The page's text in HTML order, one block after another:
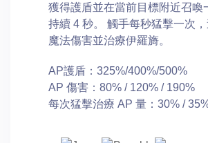
獲得護盾並在當前目標附近召喚
持續 4 秒。 觸手每秒猛擊一次
魔法傷害並治療伊羅旖。
AP護盾：325%/400%/500%
AP 傷害：80% / 120% / 190%
每次猛擊治療 AP 量：30% /